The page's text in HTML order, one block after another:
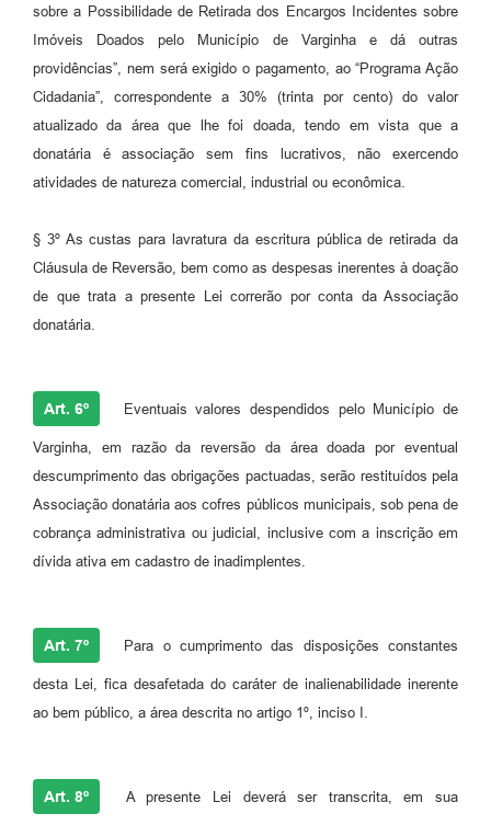
sobre a Possibilidade de Retirada dos Encargos Incidentes sobre
Imóveis Doados pelo Município de Varginha e dá outras
providências”, nem será exigido o pagamento, ao “Programa Ação
Cidadania”, correspondente a 30% (trinta por cento) do valor
atualizado da área que lhe foi doada, tendo em vista que a
donatária é associação sem fins lucrativos, não exercendo
atividades de natureza comercial, industrial ou econômica.
§ 3º As custas para lavratura da escritura pública de retirada da
Cláusula de Reversão, bem como as despesas inerentes à doação
de que trata a presente Lei correrão por conta da Associação
donatária.
Art. 6º Eventuais valores despendidos pelo Município de
Varginha, em razão da reversão da área doada por eventual
descumprimento das obrigações pactuadas, serão restituídos pela
Associação donatária aos cofres públicos municipais, sob pena de
cobrança administrativa ou judicial, inclusive com a inscrição em
dívida ativa em cadastro de inadimplentes.
Art. 7º Para o cumprimento das disposições constantes
desta Lei, fica desafetada do caráter de inalienabilidade inerente
ao bem público, a área descrita no artigo 1º, inciso I.
Art. 8º A presente Lei deverá ser transcrita, em sua